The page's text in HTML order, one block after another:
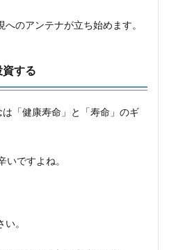
のアンテナが立ち始めます。
資する
「健康寿命」と「寿命」のギ
いですよね。
。